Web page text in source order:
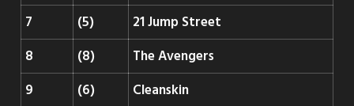
7
(5)
21 Jump Street
8
(8)
The Avengers
9
(6)
Cleanskin